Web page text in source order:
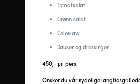
Tomatsalat
Grønn salat
Coleslaw
Sauser og dressinger
450,- pr. pers.
Ønsker du vår nydelige